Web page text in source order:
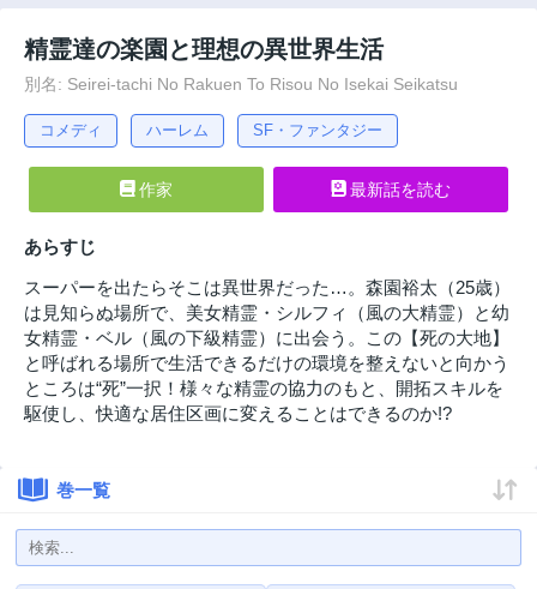
精霊達の楽園と理想の異世界生活
別名: Seirei-tachi No Rakuen To Risou No Isekai Seikatsu
コメディ ハーレム SF・ファンタジー
作家 最新話を読む
あらすじ
スーパーを出たらそこは異世界だった…。森園裕太（25歳）
は見知らぬ場所で、美女精霊・シルフィ（風の大精霊）と幼
女精霊・ベル（風の下級精霊）に出会う。この【死の大地】
と呼ばれる場所で生活できるだけの環境を整えないと向かう
ところは“死”一択！様々な精霊の協力のもと、開拓スキルを
駆使し、快適な居住区画に変えることはできるのか!?
巻一覧